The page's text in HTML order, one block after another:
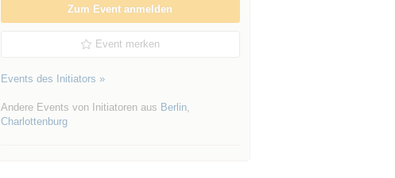
Zum Event anmelden
Event merken
Events des Initiators »
Andere Events von Initiatoren aus Berlin,
Charlottenburg